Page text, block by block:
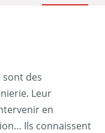
sont des
Leur
en
Ils connaissent